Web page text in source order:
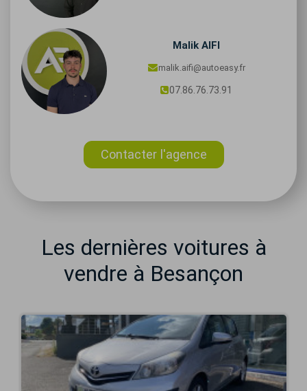
Malik AIFI
malik.aifi@autoeasy.fr
07.86.76.73.91
Contacter l'agence
Les dernières voitures à
vendre à Besançon